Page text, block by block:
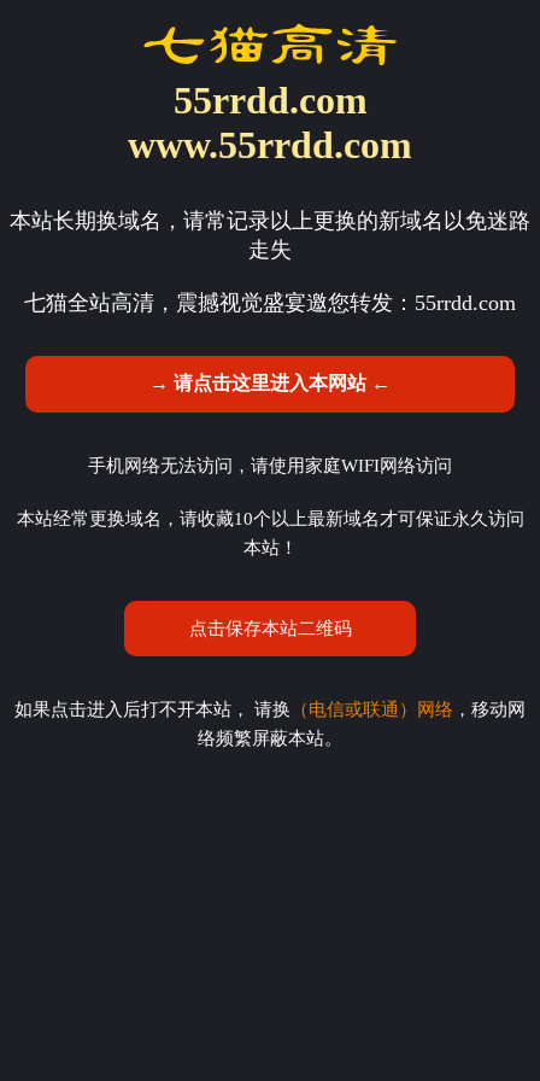
55rrdd.com
www.55rrdd.com
本站长期换域名，请常记录以上更换的新域名以免迷路
走失
七猫全站高清，震撼视觉盛宴邀您转发： 55rrdd.com
→ 请点击这里进入本网站 ←
手机网络无法访问，请使用家庭WIFI网络访问
本站经常更换域名，请收藏10个以上最新域名才可保证永久访问
本站！
点击保存本站二维码
如果点击进入后打不开本站， 请换 （电信或联通）网络 ，移动网
络频繁屏蔽本站。